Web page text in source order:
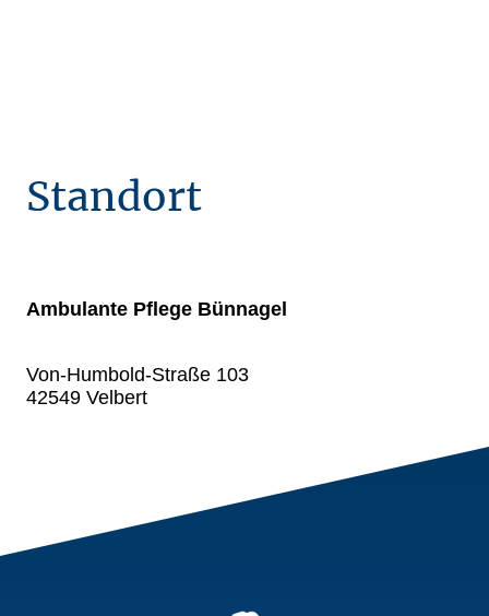
Standort
Ambulante Pflege Bünnagel
Von-Humbold-Straße 103
42549 Velbert